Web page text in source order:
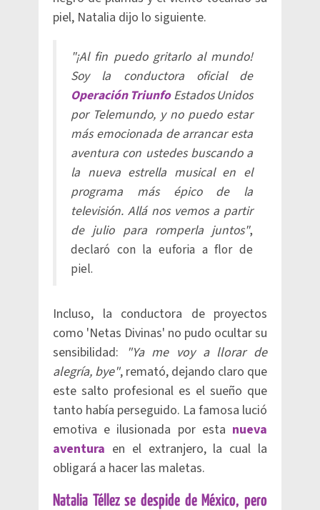
piel, Natalia dijo lo siguiente.
"¡Al fin puedo gritarlo al mundo!
Soy la conductora oficial de
Operación TriunfoEstados Unidos
por Telemundo, y no puedo estar
más emocionada de arrancar esta
aventura con ustedes buscando a
la nueva estrella musical en el
programa más épico de la
televisión. Allá nos vemos a partir
de julio para romperla juntos",
declaró con la euforia a flor de
piel.
Incluso, la conductora de proyectos
como 'Netas Divinas' no pudo ocultar su
sensibilidad: "Ya me voy a llorar de
alegría, bye", remató, dejando claro que
este salto profesional es el sueño que
tanto había perseguido. La famosa lució
emotiva e ilusionada por esta nueva
aventura en el extranjero, la cual la
obligará a hacer las maletas.
Natalia Téllez se despide de México, pero